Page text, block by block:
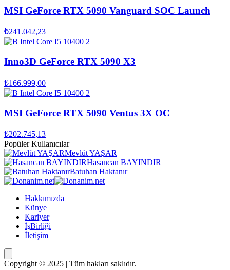
MSI GeForce RTX 5090 Vanguard SOC Launch
₺241.042,23
Inno3D GeForce RTX 5090 X3
₺166.999,00
MSI GeForce RTX 5090 Ventus 3X OC
₺202.745,13
Popüler Kullanıcılar
Mevlüt YAŞAR
Hasancan BAYINDIR
Batuhan Haktanır
Hakkımızda
Künye
Kariyer
İşBirliği
İletişim
Copyright © 2025 | Tüm hakları saklıdır.